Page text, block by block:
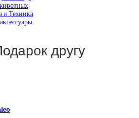
и Техника
другу